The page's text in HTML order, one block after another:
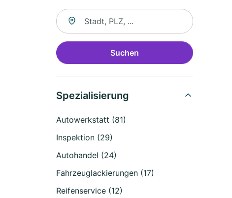
Suche nach Ort
Suchen
Spezialisierung
Autowerkstatt (81)
Inspektion (29)
Autohandel (24)
Fahrzeuglackierungen (17)
Reifenservice (12)